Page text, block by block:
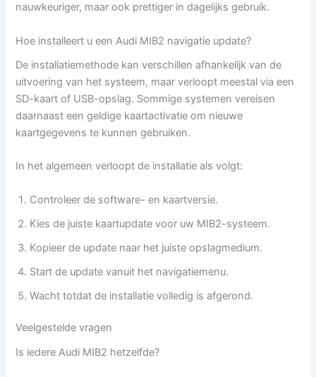
nauwkeuriger, maar ook prettiger in dagelijks gebruik.
Hoe installeert u een Audi MIB2 navigatie update?
De installatiemethode kan verschillen afhankelijk van de
uitvoering van het systeem, maar verloopt meestal via een
SD-kaart of USB-opslag. Sommige systemen vereisen
daarnaast een geldige kaartactivatie om nieuwe
kaartgegevens te kunnen gebruiken.
In het algemeen verloopt de installatie als volgt:
Controleer de software- en kaartversie.
Kies de juiste kaartupdate voor uw MIB2-systeem.
Kopieer de update naar het juiste opslagmedium.
Start de update vanuit het navigatiemenu.
Wacht totdat de installatie volledig is afgerond.
Veelgestelde vragen
Is iedere Audi MIB2 hetzelfde?